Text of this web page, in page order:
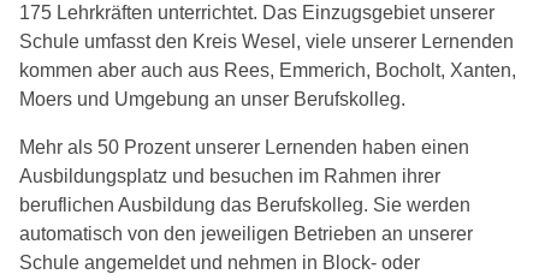
175 Lehrkräften unterrichtet. Das Einzugsgebiet unserer
Schule umfasst den Kreis Wesel, viele unserer Lernenden
kommen aber auch aus Rees, Emmerich, Bocholt, Xanten,
Moers und Umgebung an unser Berufskolleg.
Mehr als 50 Prozent unserer Lernenden haben einen
Ausbildungsplatz und besuchen im Rahmen ihrer
beruflichen Ausbildung das Berufskolleg. Sie werden
automatisch von den jeweiligen Betrieben an unserer
Schule angemeldet und nehmen in Block- oder